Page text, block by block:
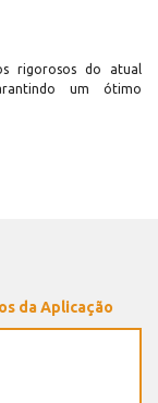
rigorosos do atual
um ótimo
da Aplicação